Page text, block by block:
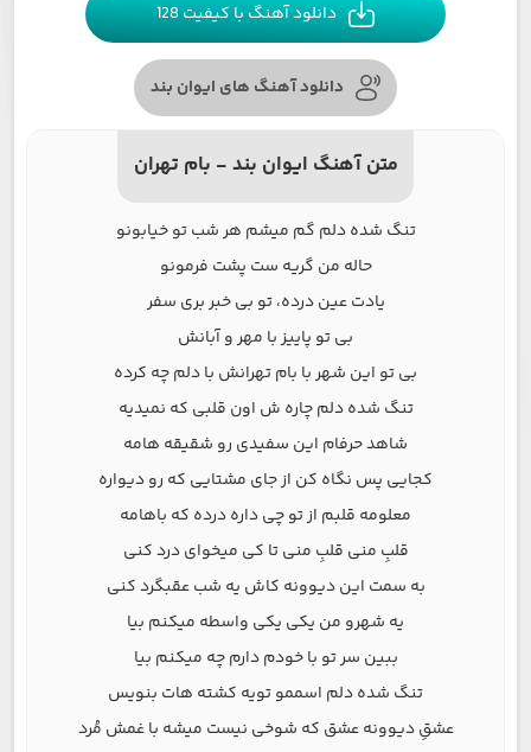
دانلود آهنگ با کیفیت 128
دانلود آهنگ های ایوان بند
متن آهنگ ایوان بند - بام تهران
تنگ شده دلم گم میشم هر شب تو خیابونو
حاله من گریه ست پشت فرمونو
یادت عین درده، تو بی خبر بری سفر
بی تو پاییز با مهر و آبانش
بی تو این شهر با بام تهرانش با دلم چه کرده
تنگ شده دلم چاره ش اون قلبی که نمیدیه
شاهد حرفام این سفیدی رو شقیقه هامه
کجایی پس نگاه کن از جای مشتایی که رو دیواره
معلومه قلبم از تو چی داره درده که باهامه
قلبِ منی قلبِ منی تا کی میخوای درد کنی
به سمت این دیوونه کاش یه شب عقبگرد کنی
یه شهرو من یکی یکی واسطه میکنم بیا
ببین سر تو با خودم دارم چه میکنم بیا
تنگ شده دلم اسممو تویه کشته هات بنویس
عشقِ دیوونه عشق که شوخی نیست میشه با غمش مُرد